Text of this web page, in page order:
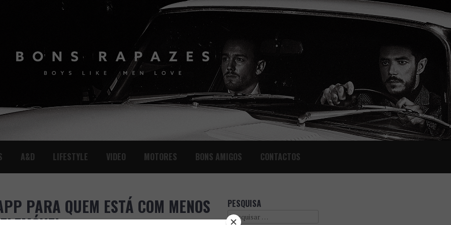
A&D LIFESTYLE VIDEO MOTORES BONS AMIGOS CONTACTOS
PARA QUEM ESTÁ COM MENOS
PESQUISA
Search